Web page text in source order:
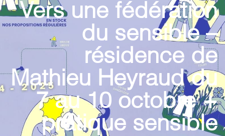
Vers une fédération
du sensible –
résidence de
Mathieu Heyraud du
7 au 10 octobre +
pratique sensible